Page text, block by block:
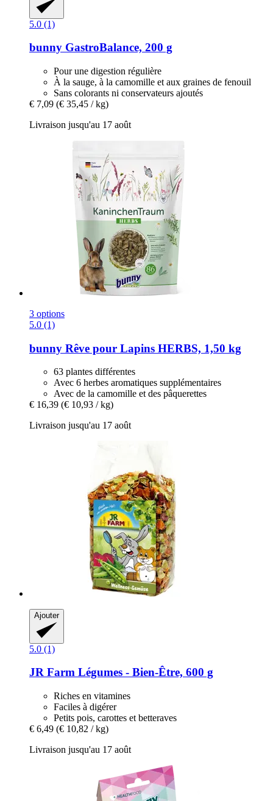
5.0 (1)
bunny GastroBalance, 200 g
Pour une digestion régulière
À la sauge, à la camomille et aux graines de fenouil
Sans colorants ni conservateurs ajoutés
€ 7,09 (€ 35,45 / kg)
Livraison jusqu'au 17 août
3 options
5.0 (1)
bunny Rêve pour Lapins HERBS, 1,50 kg
63 plantes différentes
Avec 6 herbes aromatiques supplémentaires
Avec de la camomille et des pâquerettes
€ 16,39 (€ 10,93 / kg)
Livraison jusqu'au 17 août
Ajouter
5.0 (1)
JR Farm Légumes -​ Bien-​Être, 600 g
Riches en vitamines
Faciles à digérer
Petits pois, carottes et betteraves
€ 6,49 (€ 10,82 / kg)
Livraison jusqu'au 17 août